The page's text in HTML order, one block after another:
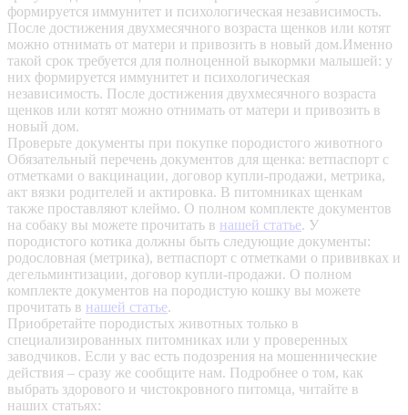
формируется иммунитет и психологическая независимость.
После достижения двухмесячного возраста щенков или котят
можно отнимать от матери и привозить в новый дом.Именно
такой срок требуется для полноценной выкормки малышей: у
них формируется иммунитет и психологическая
независимость. После достижения двухмесячного возраста
щенков или котят можно отнимать от матери и привозить в
новый дом.
Проверьте документы при покупке породистого животного
Обязательный перечень документов для щенка: ветпаспорт с
отметками о вакцинации, договор купли-продажи, метрика,
акт вязки родителей и актировка. В питомниках щенкам
также проставляют клеймо. О полном комплекте документов
на собаку вы можете прочитать в нашей статье. У
породистого котика должны быть следующие документы:
родословная (метрика), ветпаспорт с отметками о прививках и
дегельминтизации, договор купли-продажи. О полном
комплекте документов на породистую кошку вы можете
прочитать в нашей статье.
Приобретайте породистых животных только в
специализированных питомниках или у проверенных
заводчиков. Если у вас есть подозрения на мошеннические
действия – сразу же сообщите нам. Подробнее о том, как
выбрать здорового и чистокровного питомца, читайте в
наших статьях: